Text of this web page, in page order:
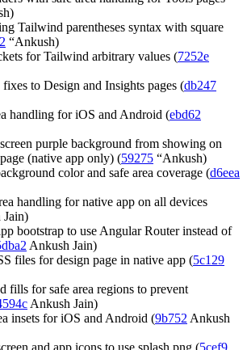
Tailwind parentheses syntax with square
“Ankush)
for Tailwind arbitrary values (7252e
fixes to Design and Insights pages (db247
handling for iOS and Android (ebd62
purple background from showing on
(native app only) (59275 “Ankush)
color and safe area coverage (d6eea
handling for native app on all devices
Jain)
bootstrap to use Angular Router instead of
Ankush Jain)
files for design page in native app (5c129
fills for safe area regions to prevent
Ankush Jain)
insets for iOS and Android (9b752 Ankush
and app icons to use splash.png (5cef9